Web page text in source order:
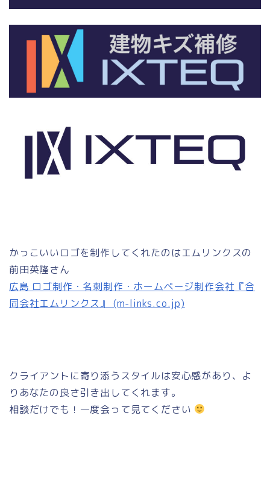
かっこいいロゴを制作してくれたのはエムリンクスの
前田英隆さん
広島 ロゴ制作・名刺制作・ホームページ制作会社『合
同会社エムリンクス』 (m-links.co.jp)
クライアントに寄り添うスタイルは安心感があり、よ
りあなたの良さ引き出してくれます。
相談だけでも！一度会って見てください